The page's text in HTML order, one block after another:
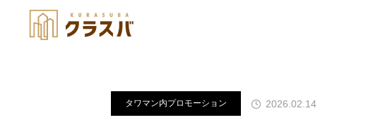
タワマン内プロモーション 2026.02.14